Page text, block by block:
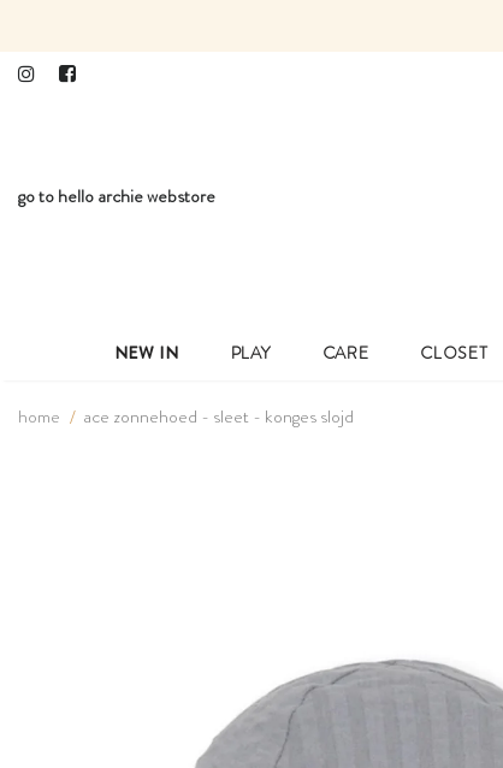
go to hello archie webstore
NEW IN PLAY CARE CLOSET
home ace zonnehoed - sleet - konges slojd